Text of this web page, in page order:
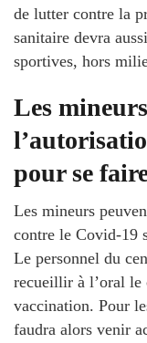
de lutter contre la
sanitaire devra
sportives, hors
Les
pour se
Les mineurs
contre le Covid-19
Le personnel du
recueillir à l’oral le
vaccination. Pour
faudra alors venir